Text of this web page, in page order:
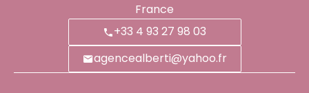
France
+33 4 93 27 98 03
agencealberti@yahoo.fr